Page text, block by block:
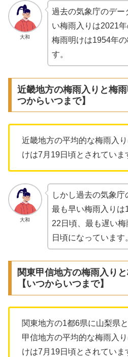
大和
過去の気象庁のデー
い梅雨入りは2021
梅雨明けは1954年
す。
近畿地方の梅雨入りと梅
つからいつまで】
近畿地方の平均的な梅雨入
けは7月19日頃とされていま
大和
しかし過去の気象庁
最も早い梅雨入りは
22日頃、最も遅い
日頃になっています
関東甲信地方の梅雨入り
【いつからいつまで】
関東地方の1都6県に山梨県
甲信地方の平均的な梅雨入
けは7月19日頃とされていま